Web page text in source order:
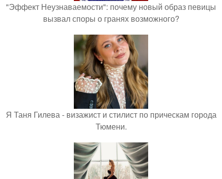
"Эффект Неузнаваемости": почему новый образ певицы
вызвал споры о гранях возможного?
Я Таня Гилева - визажист и стилист по прическам города
Тюмени.